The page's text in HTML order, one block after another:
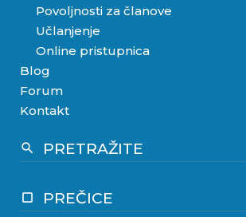
Povoljnosti za članove
Učlanjenje
Online pristupnica
Blog
Forum
Kontakt
search PRETRAŽITE
crop_square PREČICE